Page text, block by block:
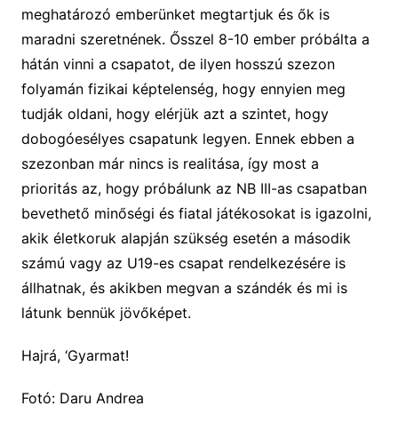
meghatározó emberünket megtartjuk és ők is
maradni szeretnének. Ősszel 8-10 ember próbálta a
hátán vinni a csapatot, de ilyen hosszú szezon
folyamán fizikai képtelenség, hogy ennyien meg
tudják oldani, hogy elérjük azt a szintet, hogy
dobogóesélyes csapatunk legyen. Ennek ebben a
szezonban már nincs is realitása, így most a
prioritás az, hogy próbálunk az NB III-as csapatban
bevethető minőségi és fiatal játékosokat is igazolni,
akik életkoruk alapján szükség esetén a második
számú vagy az U19-es csapat rendelkezésére is
állhatnak, és akikben megvan a szándék és mi is
látunk bennük jövőképet.
Hajrá, ‘Gyarmat!
Fotó: Daru Andrea